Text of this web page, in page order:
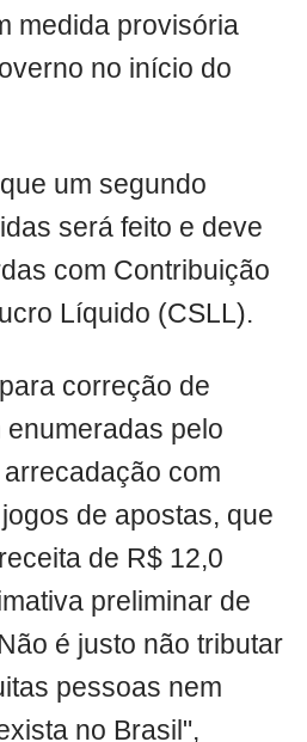
medida provisória
no início do
um segundo
será feito e deve
com Contribuição
Líquido (CSLL).
correção de
pelo
com
de apostas, que
de R$ 12,0
preliminar de
é justo não tributar
pessoas nem
no Brasil",